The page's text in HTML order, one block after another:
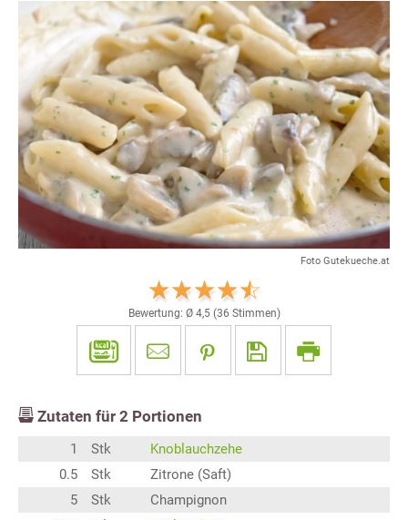
Foto Gutekueche.at
Bewertung: Ø 4,5(36 Stimmen)
Zutaten für 2 Portionen
1 Stk
Knoblauchzehe
0.5
Stk
Zitrone (Saft)
5
Stk
Champignon